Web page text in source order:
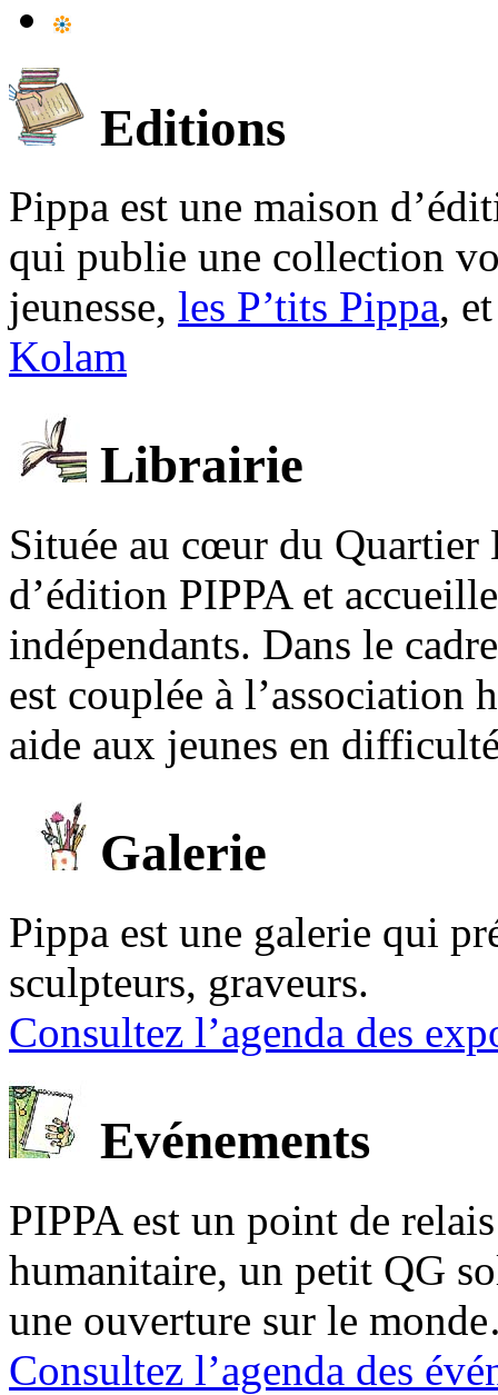
Editions
Pippa est une maison
qui publie une collection
jeunesse, les P’tits Pippa,
Kolam
Librairie
Située au cœur du Quartier
d’édition PIPPA et
indépendants. Dans le
est couplée à l’association
aide aux jeunes en
Galerie
Pippa est une galerie qui
sculpteurs, graveurs.
Consultez l’agenda des
Evénements
PIPPA est un point de
humanitaire, un petit QG
une ouverture sur le
Consultez l’agenda des